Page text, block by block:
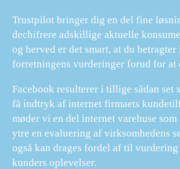
Trustpilot bringer dig en del fine
dechifrere adskillige aktuelle
og herved er det smart, at du
forretningens vurderinger forud for at
Facebook resulterer i tillige sådan set
få indtryk af internet firmaets
møder vi en del internet varehuse
ytre en evaluering af virksomhedens
også kan drages fordel af til
kunders oplevelser.